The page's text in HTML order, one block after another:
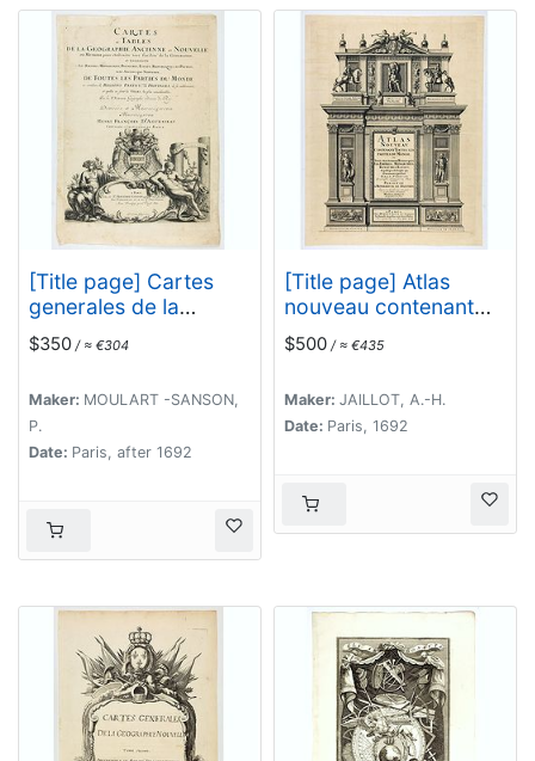
[Title page] Cartes
generales de la
geographie ancienne
et nouvelle ou les
royaumes, estats,
republiques, et
peuples, tant anciens
monde, ...
$350 / ≈ €304
Maker: MOULART -SANSON,
P.
Date: Paris, after 1692
[Title page] Atlas
nouveau contenant
toutes les parties du
monde . . .
$500 / ≈ €435
Maker: JAILLOT, A.-H.
Date: Paris, 1692